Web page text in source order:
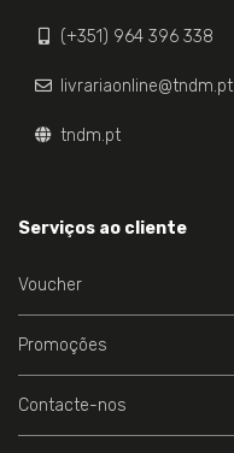
(+351) 964 396 338
livrariaonline@tndm.pt
tndm.pt
Serviços ao cliente
Voucher
Promoções
Contacte-nos